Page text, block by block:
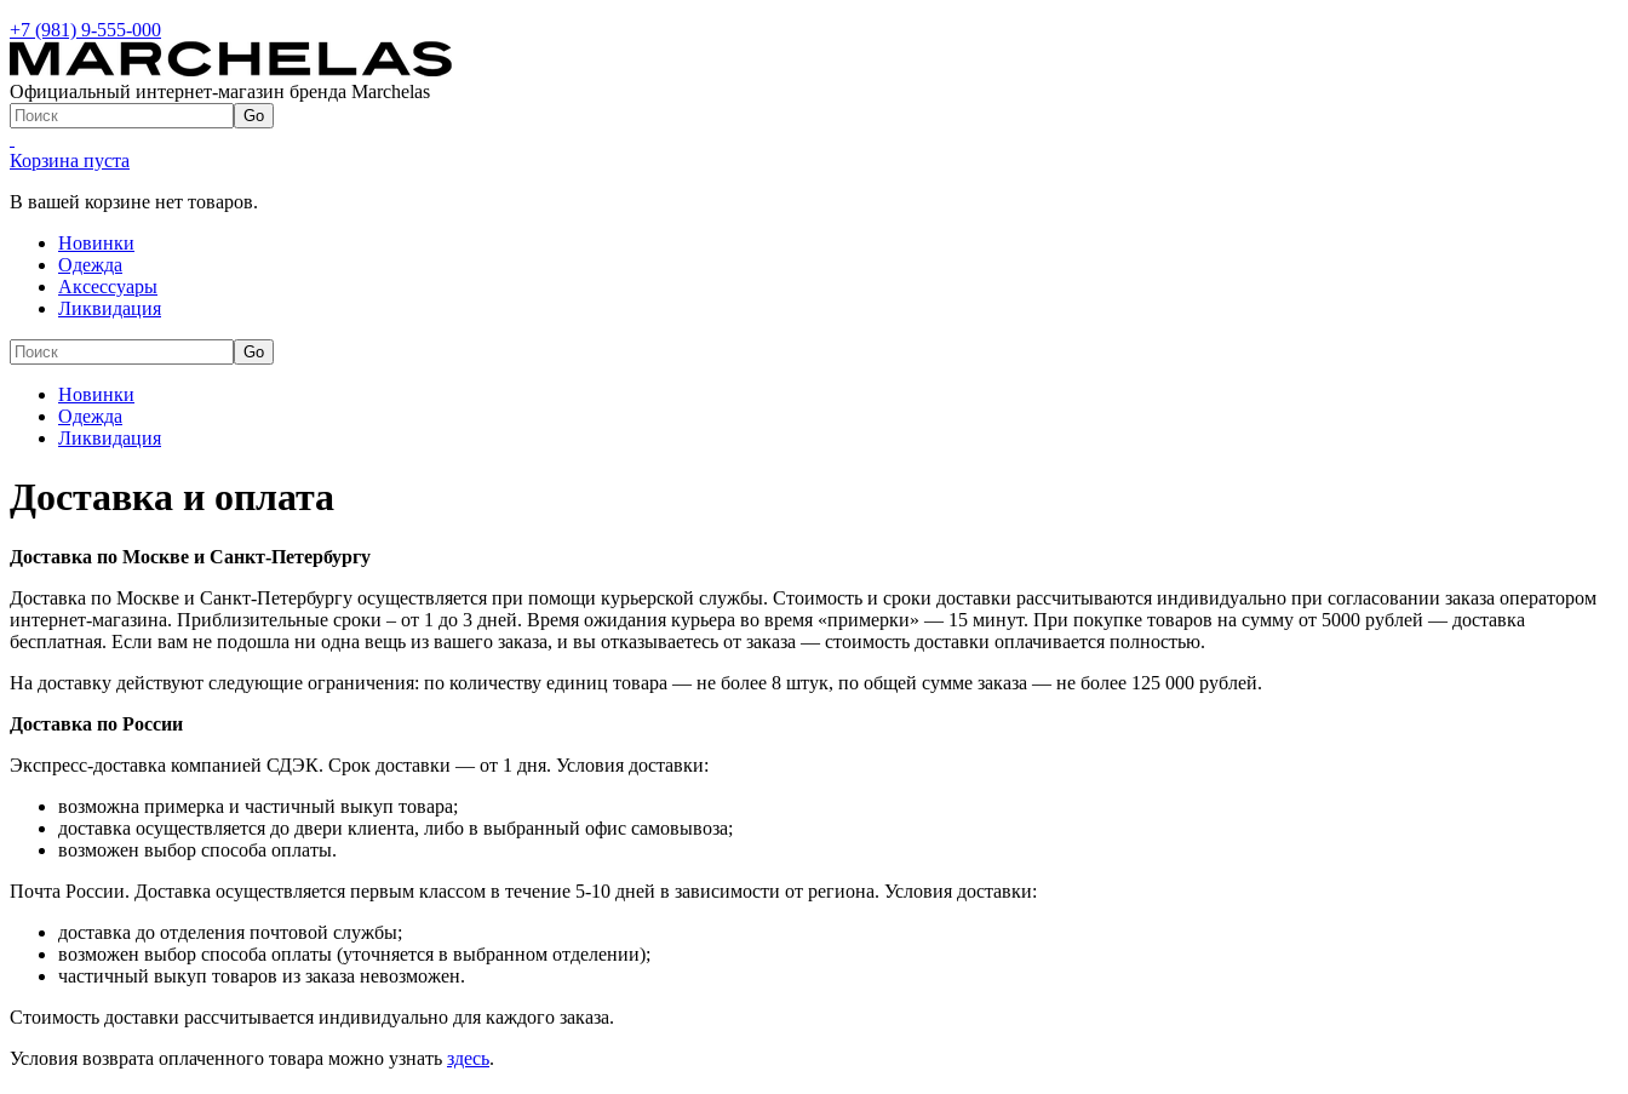
+7 (981) 9-555-000
Официальный интернет-магазин бренда Marchelas
Корзина пуста
В вашей корзине нет товаров.
Новинки
Одежда
Аксессуары
Ликвидация
Новинки
Одежда
Ликвидация
Доставка и оплата
Доставка по Москве и Санкт-Петербургу
Доставка по Москве и Санкт-Петербургу осуществляется при помощи курьерской службы. Стоимость и сроки доставки рассчитываются индивидуально при согласовании заказа оператором
интернет-магазина. Приблизительные сроки – от 1 до 3 дней. Время ожидания курьера во время «примерки» — 15 минут. При покупке товаров на сумму от 5000 рублей — доставка
бесплатная. Если вам не подошла ни одна вещь из вашего заказа, и вы отказываетесь от заказа — стоимость доставки оплачивается полностью.
На доставку действуют следующие ограничения: по количеству единиц товара — не более 8 штук, по общей сумме заказа — не более 125 000 рублей.
Доставка по России
Экспресс-доставка компанией СДЭК. Срок доставки — от 1 дня. Условия доставки:
возможна примерка и частичный выкуп товара;
доставка осуществляется до двери клиента, либо в выбранный офис самовывоза;
возможен выбор способа оплаты.
Почта России. Доставка осуществляется первым классом в течение 5-10 дней в зависимости от региона. Условия доставки:
доставка до отделения почтовой службы;
возможен выбор способа оплаты (уточняется в выбранном отделении);
частичный выкуп товаров из заказа невозможен.
Стоимость доставки рассчитывается индивидуально для каждого заказа.
Условия возврата оплаченного товара можно узнать здесь.